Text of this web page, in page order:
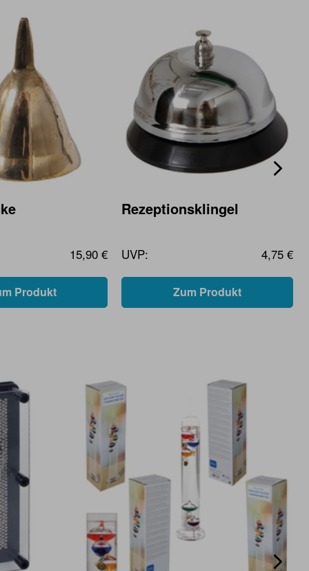
15,90 €
Produkt
Rezeptionsklingel
UVP: 4,75 €
Zum Produkt